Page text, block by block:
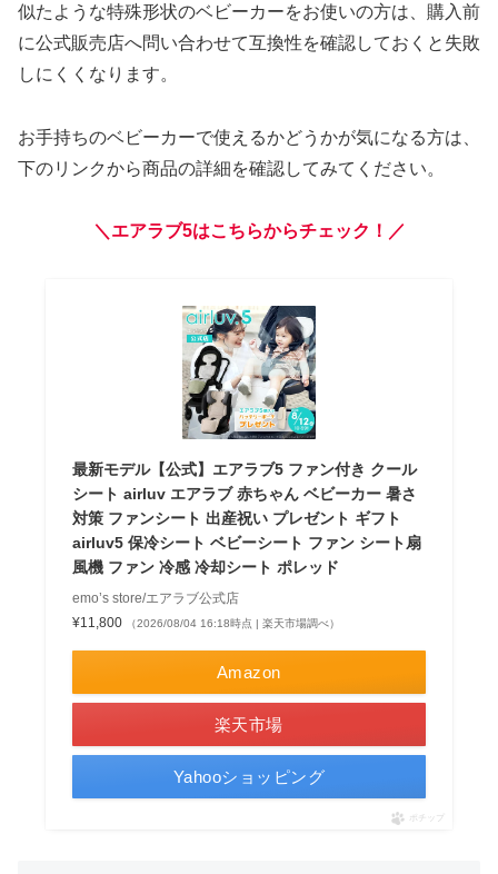
似たような特殊形状のベビーカーをお使いの方は、購入前
に公式販売店へ問い合わせて互換性を確認しておくと失敗
しにくくなります。
お手持ちのベビーカーで使えるかどうかが気になる方は、
下のリンクから商品の詳細を確認してみてください。
＼エアラブ5はこちらからチェック！／
最新モデル【公式】エアラブ5 ファン付き クール
シート airluv エアラブ 赤ちゃん ベビーカー 暑さ
対策 ファンシート 出産祝い プレゼント ギフト
airluv5 保冷シート ベビーシート ファン シート扇
風機 ファン 冷感 冷却シート ポレッド
emo’s store/エアラブ公式店
¥11,800
（2026/08/04 16:18時点 | 楽天市場調べ）
Amazon
楽天市場
Yahooショッピング
ポチップ